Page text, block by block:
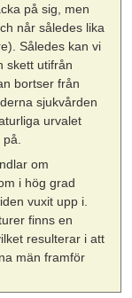
på sig, men
når således lika
Således kan vi
skett utifrån
bortser från
sjukvården
urvalet
om
i hög grad
vuxit upp i.
finns en
resulterar i att
män framför